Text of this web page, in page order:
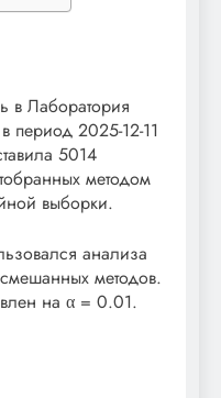
в Лаборатория
период 2025-12-11
5014
методом
выборки.
анализа
методов.
на α = 0.01.